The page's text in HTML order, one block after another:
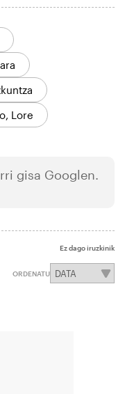
Lore
gisa Googlen.
Ez dago iruzkinik
ORDENATU